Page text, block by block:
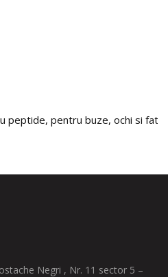
peptide, pentru buze, ochi si
Negri , Nr. 11 sector 5 –